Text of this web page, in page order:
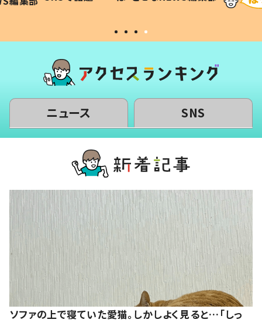
#令和の子
い」
ニュース SNS
ソファの上で寝ていた愛猫。しかしよく見ると…「しっ